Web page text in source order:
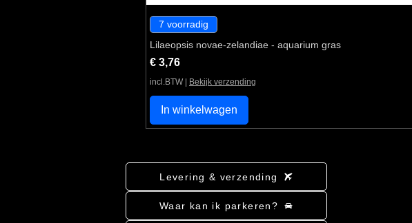
7 voorradig
Lilaeopsis novae-zelandiae - aquarium gras
Prijs
€ 3,76
incl.BTW Bekijk verzending
In winkelwagen
Levering & verzending
Waar kan ik parkeren?